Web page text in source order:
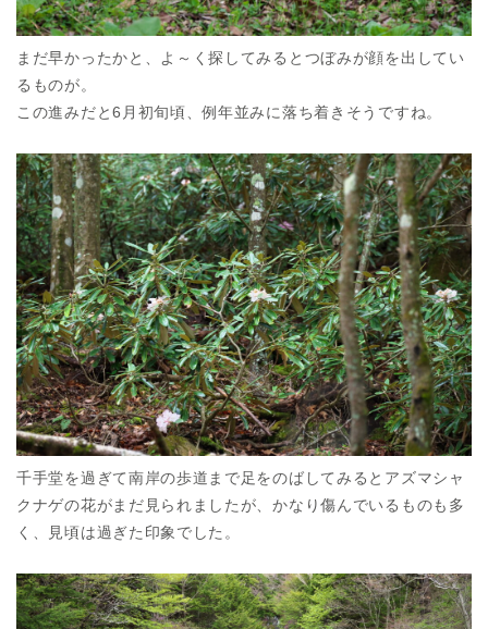
まだ早かったかと、よ～く探してみるとつぼみが顔を出してい
るものが。
この進みだと6月初旬頃、例年並みに落ち着きそうですね。
千手堂を過ぎて南岸の歩道まで足をのばしてみるとアズマシャ
クナゲの花がまだ見られましたが、かなり傷んでいるものも多
く、見頃は過ぎた印象でした。